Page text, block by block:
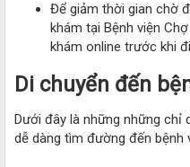
Để giảm thời gian chờ
khám tại Bệnh viện
khám online trước khi
Di chuyển đến
Dưới đây là những những chỉ
dễ dàng tìm đường đến bệnh